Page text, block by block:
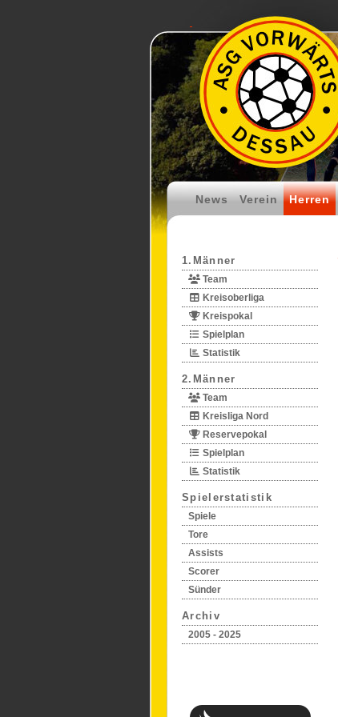
News Verein Herren
1.Männer
Team
Kreisoberliga
Kreispokal
Spielplan
Statistik
2.Männer
Team
Kreisliga Nord
Reservepokal
Spielplan
Statistik
Spielerstatistik
Spiele
Tore
Assists
Scorer
Sünder
Archiv
2005 - 2025